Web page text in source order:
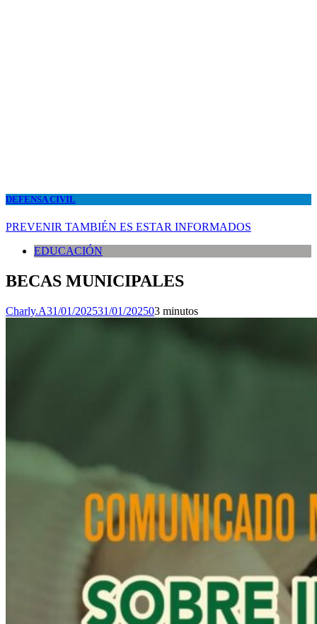
DEFENSA CIVIL
PREVENIR TAMBIÉN ES ESTAR INFORMADOS
EDUCACIÓN
BECAS MUNICIPALES
Charly.A31/01/202531/01/202503 minutos